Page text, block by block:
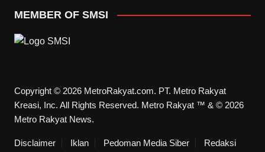
MEMBER OF SMSI
Copyright © 2026 MetroRakyat.com. PT. Metro Rakyat
Kreasi, Inc. All Rights Reserved. Metro Rakyat ™ & © 2026
Metro Rakyat News.
Disclaimer Iklan Pedoman Media Siber Redaksi